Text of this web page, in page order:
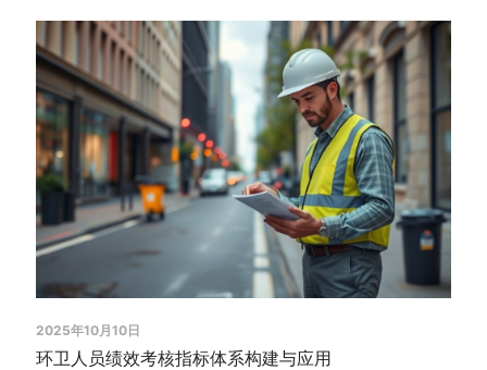
2025年10月10日
环卫人员绩效考核指标体系构建与应用